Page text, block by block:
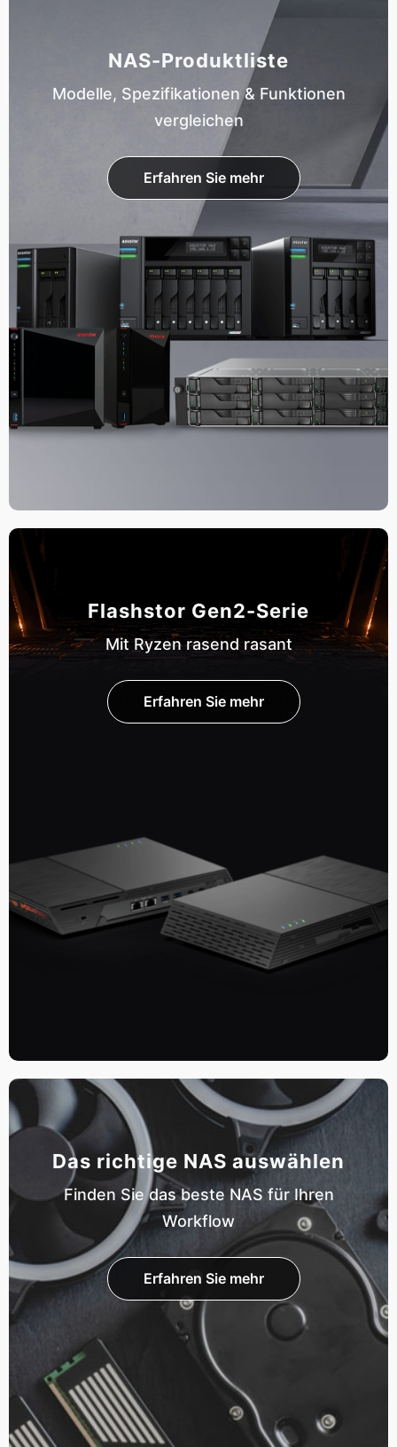
NAS-Produktliste
Modelle, Spezifikationen & Funktionen
vergleichen
Erfahren Sie mehr
Flashstor Gen2-Serie
Mit Ryzen rasend rasant
Erfahren Sie mehr
Das richtige NAS auswählen
Finden Sie das beste NAS für Ihren
Workflow
Erfahren Sie mehr